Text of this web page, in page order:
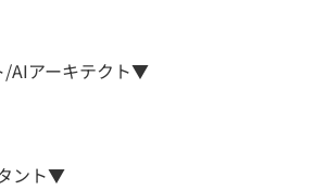
/AIアーキテクト▼
ント▼